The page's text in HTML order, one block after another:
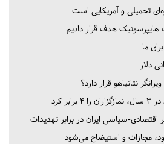
تحمیلی و آمریکایی است
هایپرسونیک هدف قرار دادیم
ما
دلار
نتانیاهو قرار دارد؟
کرد
اقتصادی-سیاسی ایران در برابر تهدیدات
مجازات و استیضاح می‌شود